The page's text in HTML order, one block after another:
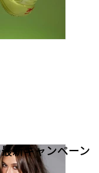
新キャンペーン